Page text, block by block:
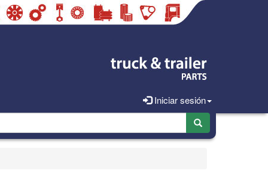
Iniciar sesión